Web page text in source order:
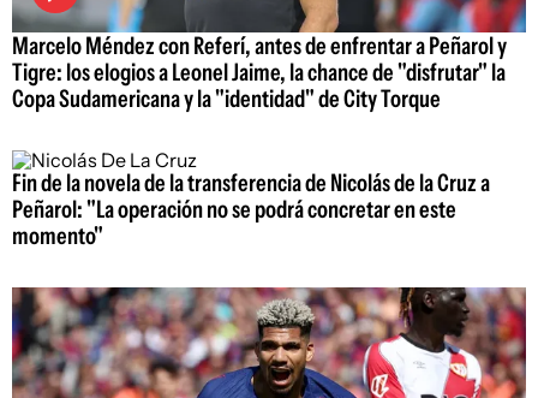
Marcelo Méndez con Referí, antes de enfrentar a Peñarol y
Tigre: los elogios a Leonel Jaime, la chance de "disfrutar" la
Copa Sudamericana y la "identidad" de City Torque
Fin de la novela de la transferencia de Nicolás de la Cruz a
Peñarol: "La operación no se podrá concretar en este
momento"